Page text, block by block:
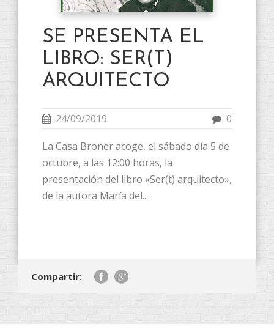
SE PRESENTA EL
LIBRO: SER(T)
ARQUITECTO
24/09/2019 0
La Casa Broner acoge, el sábado día 5 de
octubre, a las 12:00 horas, la
presentación del libro «Ser(t) arquitecto»,
de la autora María del...
Compartir: